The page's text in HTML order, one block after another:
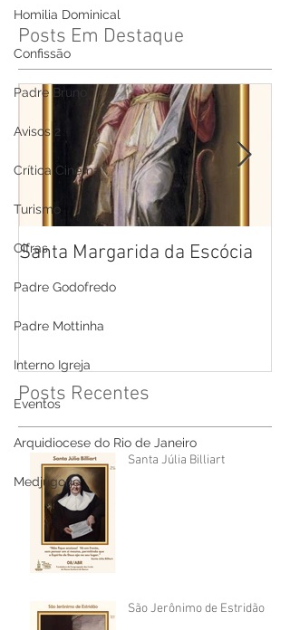
Homilia Dominical
Confissão
Padre Bruno
Avisos 2
Crítica Cinema
Turismo
Cifras
Padre Godofredo
Padre Mottinha
Interno Igreja
Eventos
Arquidiocese do Rio de Janeiro
Medjugorje
Posts Em Destaque
Santa Margarida da Escócia
Posts Recentes
Santa Júlia Billiart
São Jerônimo de Estridão